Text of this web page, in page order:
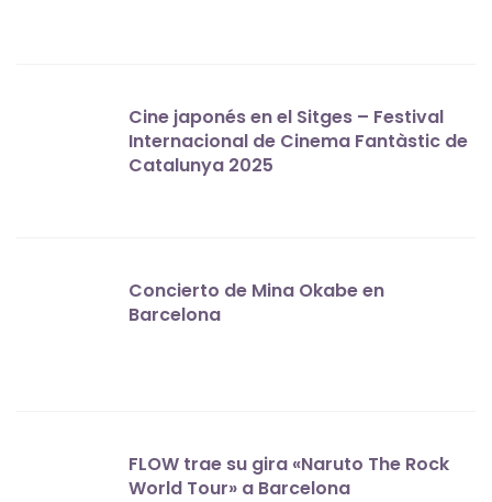
Cine japonés en el Sitges – Festival
Internacional de Cinema Fantàstic de
Catalunya 2025
Concierto de Mina Okabe en
Barcelona
FLOW trae su gira «Naruto The Rock
World Tour» a Barcelona